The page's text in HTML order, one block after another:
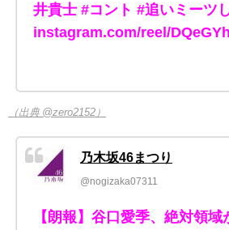
井貴士 #コント #追いミーツ
instagram.com/reel/
（出典 @zero2152）
乃木坂46まつり
@nogizaka07311
【朗報】谷口愛季、絶対領域